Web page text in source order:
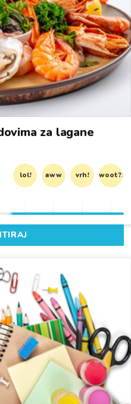
za lagane
lol! aww vrh! woot?!